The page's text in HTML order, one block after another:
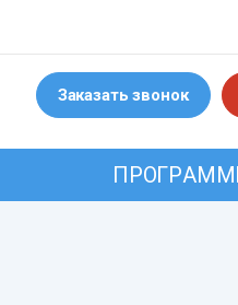
Заказать звонок